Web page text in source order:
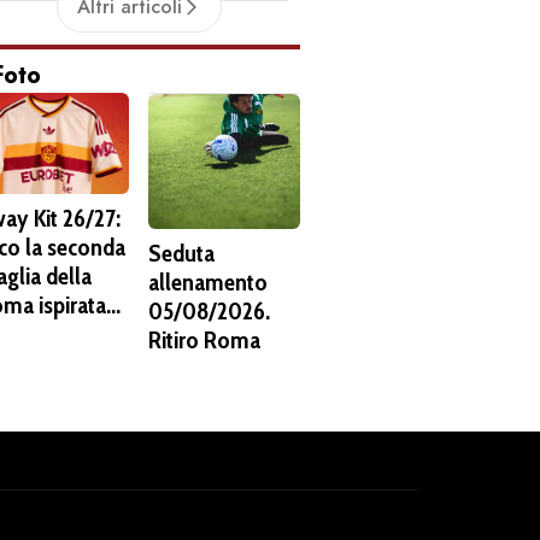
all'Olympiacos
Altri articoli
Kit 26/27:
la seconda
della
ispirata
Seduta
allenamento
05/08/2026.
Ritiro Roma